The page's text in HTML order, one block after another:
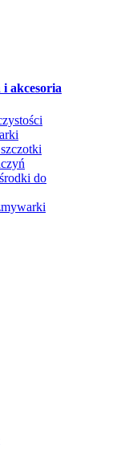
akcesoria
do